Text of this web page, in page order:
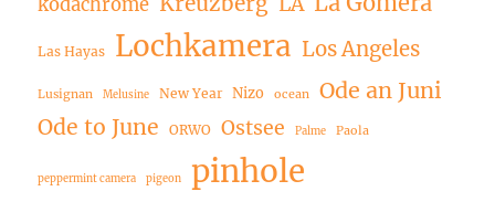
Las Hayas Lochkamera Los Angeles
Lusignan Melusine New Year Nizo ocean
Ode an Juni
Ode to June
ORWO Ostsee Palme Paola
peppermint camera pigeon pinhole